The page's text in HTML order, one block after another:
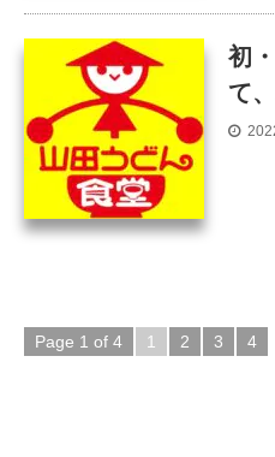
初
て
Page 1 of 4 1 2 3 4